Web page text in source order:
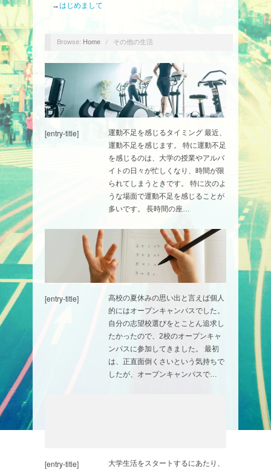
→はじめまして
Browse: Home / その他の生活
[entry-title]
運動不足を感じるタイミング 最近、
運動不足を感じます。 特に運動不足
を感じるのは、大学の授業やアルバ
イトの日々が忙しくなり、時間が限
られてしまうときです。 特に次のよ
うな場面で運動不足を感じることが
多いです。 長時間の座…
[entry-title]
高校の夏休みの思い出と言えば個人
的にはオープンキャンパスでした。
自分の志望校選びをとことん追求し
たかったので、2校のオープンキャ
ンパスに参加してきました。 最初
は、正直面倒くさいという気持ちで
したが、オープンキャンパスで…
[entry-title]
大学生活をスタートするにあたり、